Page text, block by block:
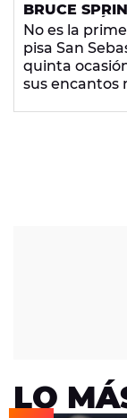
BRUCE
PARA SU
2025: FECHA
ENTRADAS
No es la
pisa San
quinta
sus encantos
LO